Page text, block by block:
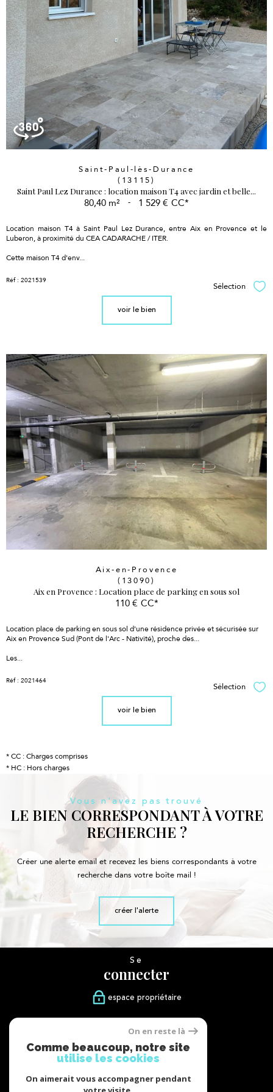
Saint-Paul-lès-Durance
(13115)
Saint Paul Lez Durance : location maison T4 avec jardin et belle...
80,40 m² - 1 529 € CC*
Location maison T4 àSaint Paul Lez Durance, entre Aix en Provence et le
Luberon, à proximité du CEA CADARACHE / ITER.
Cette maison T4 d'env...
Réf : 2021539
Sélection
voir le bien
Aix-en-Provence
(13090)
Aix en Provence : Location place de parking en sous sol
110 € CC*
Location place de parking en sous sol d'une résidence privée et sécurisée sur
Aix en Provence Sud (Pont de l'Arc - Nativité), proche des...
Les...
Réf : 2021464
Sélection
voir le bien
* CC : Charges comprises
* HC : Hors charges
Vous n'avez pas trouvé
LE BIEN CORRESPONDANT À VOTRE
RECHERCHE ?
Créer une alerte email et recevez les biens correspondants à votre
recherche dans votre boîte mail !
créer l'alerte
Se
connecter
espace propriétaire
suivre
On en reste là
Comme beaucoup, notre site
utilise les cookies
On aimerait vous accompagner pendant